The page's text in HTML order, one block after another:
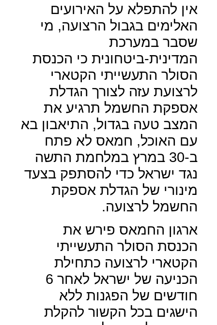
אין להתפלא על האירועים
האלימים בגבול הרצועה, מי
שסבר במערכת
המדינית-ביטחונית כי הכנסת
הסולר התעשייתי הקטארי
לרצועת עזה לצורך הגדלת
אספקת החשמל תרגיע את
המצב טעה בגדול, התיאבון בא
עם האוכל, חמאס לא פתח
ב-30 במרץ במלחמת התשה
נגד ישראל כדי להסתפק בצעד
מינורי של הגדלת אספקת
החשמל לרצועה.
ארגון החמאס פירש את
הכנסת הסולר התעשייתי
הקטארי לרצועה כתחילת
הכניעה של ישראל לאחר 6
חודשים של הפגנות ללא
הישגים בכל הקשור להקלת